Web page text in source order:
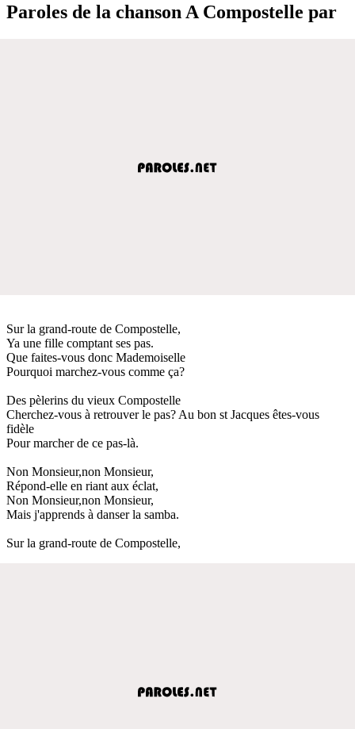
Paroles de la chanson A Compostelle par
Sur la grand-route de Compostelle,
Ya une fille comptant ses pas.
Que faites-vous donc Mademoiselle
Pourquoi marchez-vous comme ça?
Des pèlerins du vieux Compostelle
Cherchez-vous à retrouver le pas? Au bon st Jacques êtes-vous
fidèle
Pour marcher de ce pas-là.
Non Monsieur,non Monsieur,
Répond-elle en riant aux éclat,
Non Monsieur,non Monsieur,
Mais j'apprends à danser la samba.
Sur la grand-route de Compostelle,